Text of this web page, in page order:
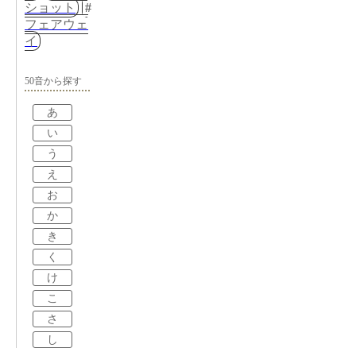
ショット
フェアウェ
イ
50音から探す
あ
い
う
え
お
か
き
く
け
こ
さ
し